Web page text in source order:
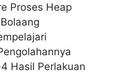
Proses Heap
Hasil Perlakuan